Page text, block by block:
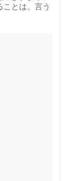
ことは、言う